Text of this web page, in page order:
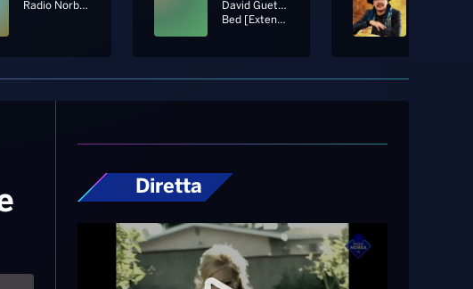
Radio Norba Battiti
David Guetta, Joel Corry, Raye
Bed [Extended Mix]